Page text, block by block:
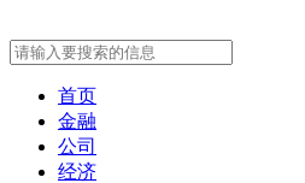
首页
金融
公司
经济